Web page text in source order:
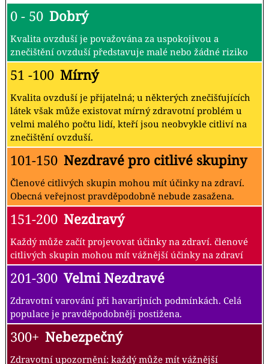
0 - 50 Dobrý
Kvalita ovzduší je považována za uspokojivou a
znečištění ovzduší představuje malé nebo žádné riziko
51 -100 Mírný
Kvalita ovzduší je přijatelná; u některých znečišťujících
látek však může existovat mírný zdravotní problém u
velmi malého počtu lidí, kteří jsou neobvykle citliví na
znečištění ovzduší.
101-150 Nezdravé pro citlivé skupiny
Členové citlivých skupin mohou mít účinky na zdraví.
Obecná veřejnost pravděpodobně nebude zasažena.
151-200 Nezdravý
Každý může začít projevovat účinky na zdraví. členové
citlivých skupin mohou mít vážnější účinky na zdraví
201-300 Velmi Nezdravé
Zdravotní varování při havarijních podmínkách. Celá
populace je pravděpodobněji postižena.
300+ Nebezpečný
Zdravotní upozornění: každý může mít vážnější